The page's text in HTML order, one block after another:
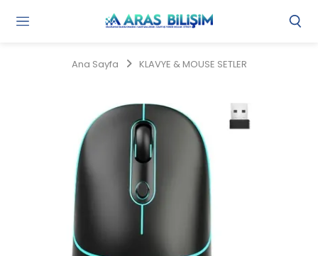
Ana Sayfa KLAVYE & MOUSE SETLER